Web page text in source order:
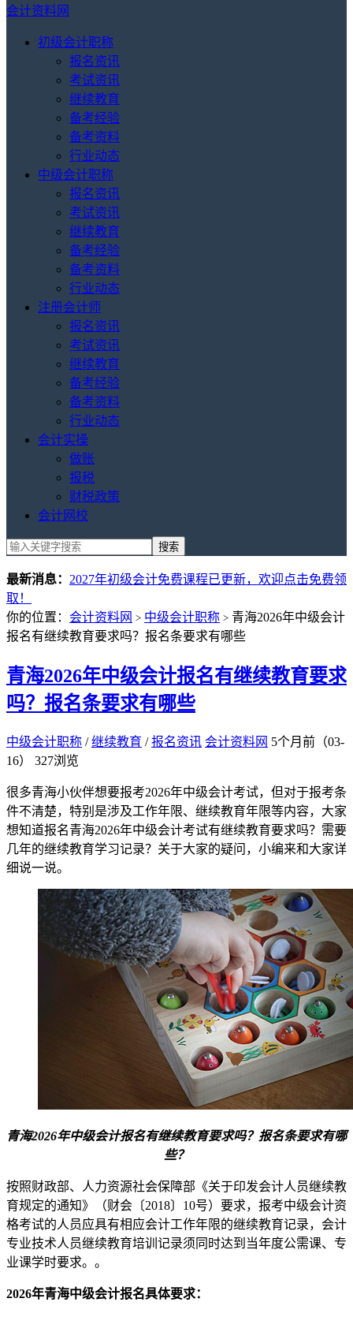
会计资料网
初级会计职称
报名资讯
考试资讯
继续教育
备考经验
备考资料
行业动态
中级会计职称
报名资讯
考试资讯
继续教育
备考经验
备考资料
行业动态
注册会计师
报名资讯
考试资讯
继续教育
备考经验
备考资料
行业动态
会计实操
做账
报税
财税政策
会计网校
最新消息： 2027年初级会计免费课程已更新，欢迎点击免费领
取！
你的位置： 会计资料网 > 中级会计职称 > 青海2026年中级会计
报名有继续教育要求吗？报名条要求有哪些
青海2026年中级会计报名有继续教育要求
吗？报名条要求有哪些
中级会计职称 /继续教育 /报名资讯 会计资料网 5个月前（03-
16）
327浏览
很多青海小伙伴想要报考2026年中级会计考试，但对于报考条
件不清楚，特别是涉及工作年限、继续教育年限等内容，大家
想知道报名青海2026年中级会计考试有继续教育要求吗？需要
几年的继续教育学习记录？关于大家的疑问，小编来和大家详
细说一说。
青海2026年中级会计报名有继续教育要求吗？报名条要求有哪
些？
按照财政部、人力资源社会保障部《关于印发会计人员继续教
育规定的通知》（财会〔2018〕10号）要求，报考中级会计资
格考试的人员应具有相应会计工作年限的继续教育记录，会计
专业技术人员继续教育培训记录须同时达到当年度公需课、专
业课学时要求。。
2026年青海中级会计报名具体要求：